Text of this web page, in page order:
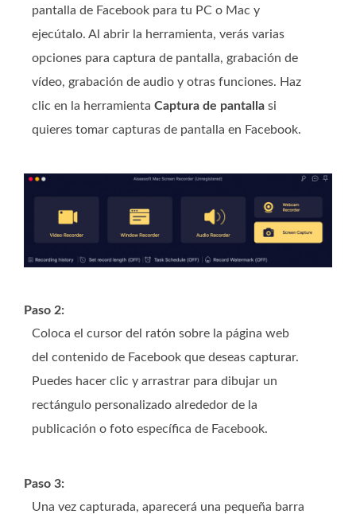
pantalla de Facebook para tu PC o Mac y
ejecútalo. Al abrir la herramienta, verás varias
opciones para captura de pantalla, grabación de
vídeo, grabación de audio y otras funciones. Haz
clic en la herramienta Captura de pantalla si
quieres tomar capturas de pantalla en Facebook.
Paso 2:
Coloca el cursor del ratón sobre la página web
del contenido de Facebook que deseas capturar.
Puedes hacer clic y arrastrar para dibujar un
rectángulo personalizado alrededor de la
publicación o foto específica de Facebook.
Paso 3:
Una vez capturada, aparecerá una pequeña barra